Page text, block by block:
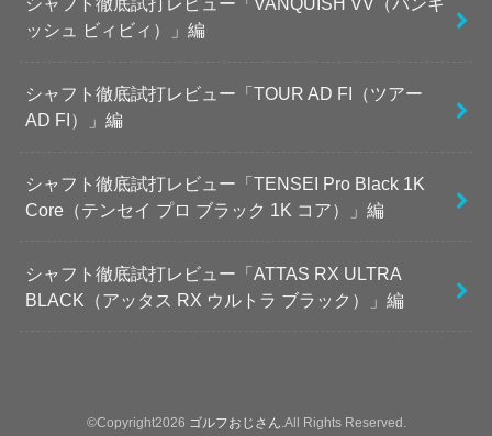
ッシュ ビィビィ）」編
シャフト徹底試打レビュー「TOUR AD FI（ツアー
AD FI）」編
シャフト徹底試打レビュー「TENSEI Pro Black 1K
Core（テンセイ プロ ブラック 1K コア）」編
シャフト徹底試打レビュー「ATTAS RX ULTRA
BLACK（アッタス RX ウルトラ ブラック）」編
©Copyright2026 ゴルフおじさん .All Rights Reserved.